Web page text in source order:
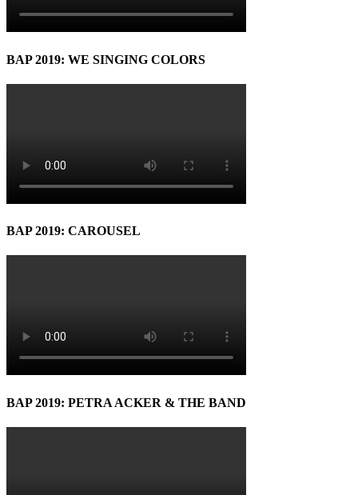
BAP 2019: WE SINGING COLORS
BAP 2019: CAROUSEL
BAP 2019: PETRA ACKER & THE BAND